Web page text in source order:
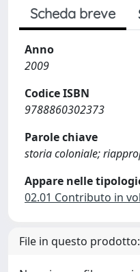
Scheda breve
Anno
2009
Codice ISBN
9788860302373
Parole chiave
storia coloniale;
Appare nelle
02.01 Contributo in
File in questo prodotto: